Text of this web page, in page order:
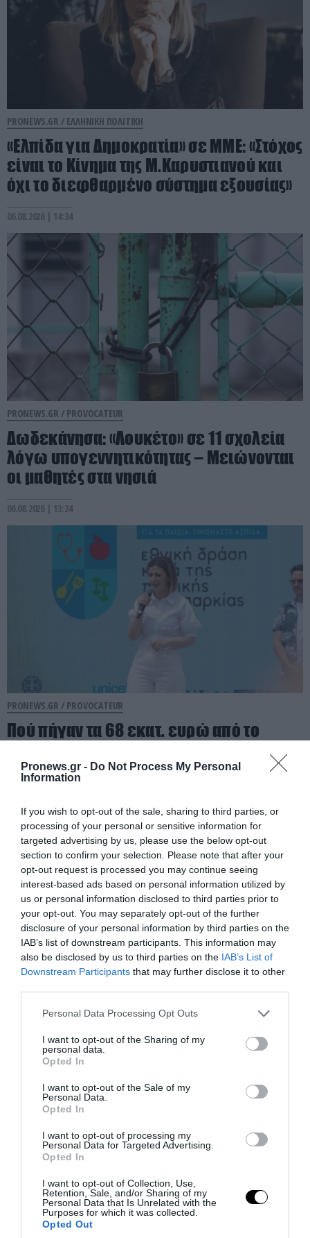
Pronews.gr - Do Not Process My Personal
Information
If you wish to opt-out of the sale, sharing to third parties, or
processing of your personal or sensitive information for
targeted advertising by us, please use the below opt-out
section to confirm your selection. Please note that after your
opt-out request is processed you may continue seeing
interest-based ads based on personal information utilized by
us or personal information disclosed to third parties prior to
your opt-out. You may separately opt-out of the further
disclosure of your personal information by third parties on the
IAB’s list of downstream participants. This information may
also be disclosed by us to third parties on the IAB’s List of
Downstream Participants that may further disclose it to other
Please note that this website/app uses one or more Google
not limited to your visit or usage behaviour. You may click to
grant or deny consent to Google and its third-party tags to
use your data for below specified purposes in below Google
consent section.
Personal Data Processing Opt Outs
I want to opt-out of the Sharing of my
personal data.
Opted In
I want to opt-out of the Sale of my
Personal Data.
Opted In
I want to opt-out of processing my
Personal Data for Targeted Advertising.
Opted In
I want to opt-out of Collection, Use,
Retention, Sale, and/or Sharing of my
Personal Data that Is Unrelated with the
Purposes for which it was collected.
Opted Out
PRONEWS.GR / ΕΛΛΗΝΙΚΗ ΠΟΛΙΤΙΚΗ
«Ελπίδα για Δημοκρατία» σε ΜΜΕ: «Στόχος
είναι το Κίνημα της Μ.Καρυστιανού και
όχι το διεφθαρμένο σύστημα εξουσίας»
06.08.2026 | 14:34
PRONEWS.GR / PROVOCATEUR
Δωδεκάνησα: «Λουκέτο» σε 11 σχολεία
λόγω υπογεννητικότητας – Μειώνονται
οι μαθητές στα νησιά
06.08.2026 | 13:24
PRONEWS.GR / PROVOCATEUR
Πού πήγαν τα 68 εκατ. ευρώ από το
Ταμείο Ανάκαμψης για το πρόγραμμα της
παιδικής παχυσαρκίας;
«Επιχείρηση ελεύθερα πεζοδρόμια»
στην Αθήνα: Απομακρύνθηκαν παράνομα
αντικείμενα από κοινόχρηστους χώρους
06.08.2026 | 11:07